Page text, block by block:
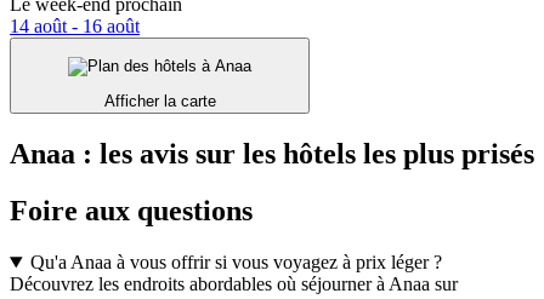
14 août - 16 août
Afficher la carte
Anaa : les avis sur les hôtels les plus prisés
Foire aux questions
Qu'a Anaa à vous offrir si vous voyagez à prix léger ?
Découvrez les endroits abordables où séjourner à Anaa sur